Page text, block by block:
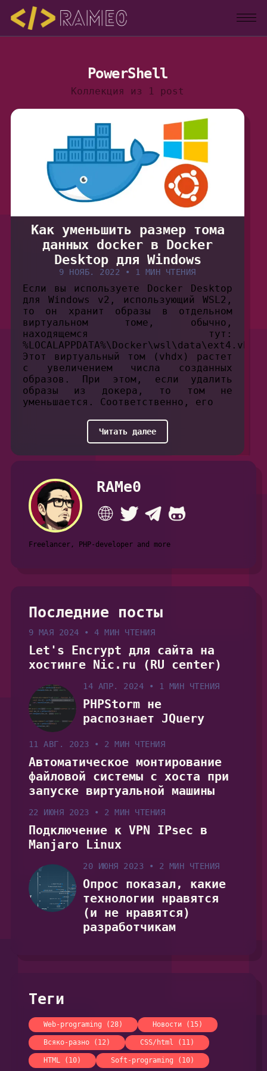
PowerShell
Коллекция из 1 post
Как уменьшить размер тома
данных docker в Docker
Desktop для Windows
9 НОЯБ. 2022 • 1 МИН ЧТЕНИЯ
Если вы используете Docker Desktop
для Windows v2, использующий WSL2,
то он хранит образы в отдельном
виртуальном томе, обычно,
находящемся тут:
%LOCALAPPDATA%\Docker\wsl\data\ext4.vhdx.
Этот виртуальный том (vhdx) растет
с увеличением числа созданных
образов. При этом, если удалить
образы из докера, то том не
уменьшается. Соответственно, его
Читать далее
RAMe0
Freelancer, PHP-developer and more
Последние посты
9 МАЯ 2024 • 4 МИН ЧТЕНИЯ
Let's Encrypt для сайта на
хостинге Nic.ru (RU center)
14 АПР. 2024 • 1 МИН ЧТЕНИЯ
PHPStorm не
распознает JQuery
11 АВГ. 2023 • 2 МИН ЧТЕНИЯ
Автоматическое монтирование
файловой системы с хоста при
запуске виртуальной машины
22 ИЮНЯ 2023 • 2 МИН ЧТЕНИЯ
Подключение к VPN IPsec в
Manjaro Linux
20 ИЮНЯ 2023 • 2 МИН ЧТЕНИЯ
Опрос показал, какие
технологии нравятся
(и не нравятся)
разработчикам
Теги
Web-programing (28) Новости (15)
Всяко-разно (12) CSS/html (11)
HTML (10) Soft-programing (10)